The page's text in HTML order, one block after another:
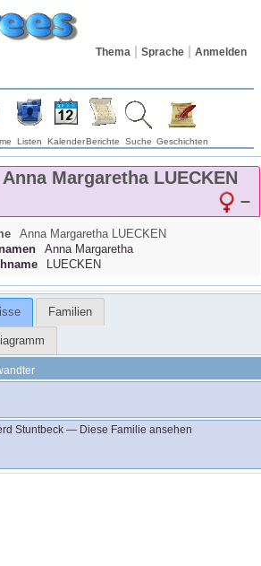
Thema Sprache Anmelden
Listen KalenderBerichte Suche Geschichten
Anna Margaretha LUECKEN
–
Anna Margaretha LUECKEN
Anna Margaretha
LUECKEN
Familien
Stuntbeck — Diese Familie ansehen